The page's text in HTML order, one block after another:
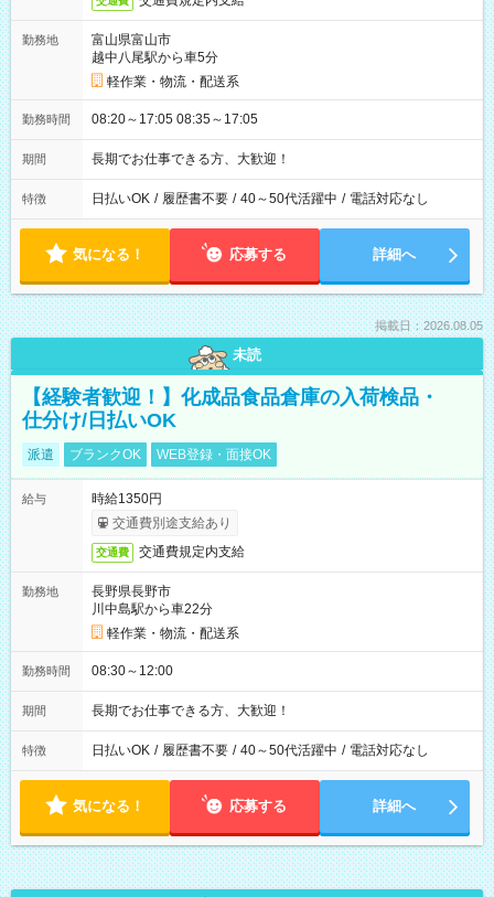
勤務地
富山県富山市
越中八尾駅から車5分
軽作業・物流・配送系
勤務時間 08:20～17:05 08:35～17:05
期間 長期でお仕事できる方、大歓迎！
特徴 日払いOK / 履歴書不要 / 40～50代活躍中 / 電話対応なし
気になる！ 応募する 詳細へ
掲載日：2026.08.05
未読
【経験者歓迎！】化成品食品倉庫の入荷検品・
仕分け/日払いOK
派遣 ブランクOK WEB登録・面接OK
給与
時給1350円
交通費別途支給あり
交通費 交通費規定内支給
勤務地
長野県長野市
川中島駅から車22分
軽作業・物流・配送系
勤務時間 08:30～12:00
期間 長期でお仕事できる方、大歓迎！
特徴 日払いOK / 履歴書不要 / 40～50代活躍中 / 電話対応なし
気になる！ 応募する 詳細へ